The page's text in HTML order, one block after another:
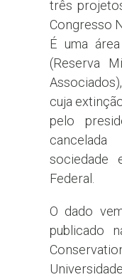
três
Congresso
É uma
(Reserva
cuja
pelo
sociedade
Federal.
O dado
publicado